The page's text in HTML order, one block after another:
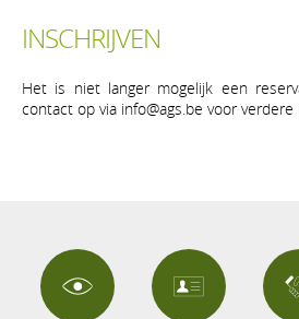
INSCHRIJVEN
Het is niet langer mogelijk een
contact op via info@ags.be voor verdere